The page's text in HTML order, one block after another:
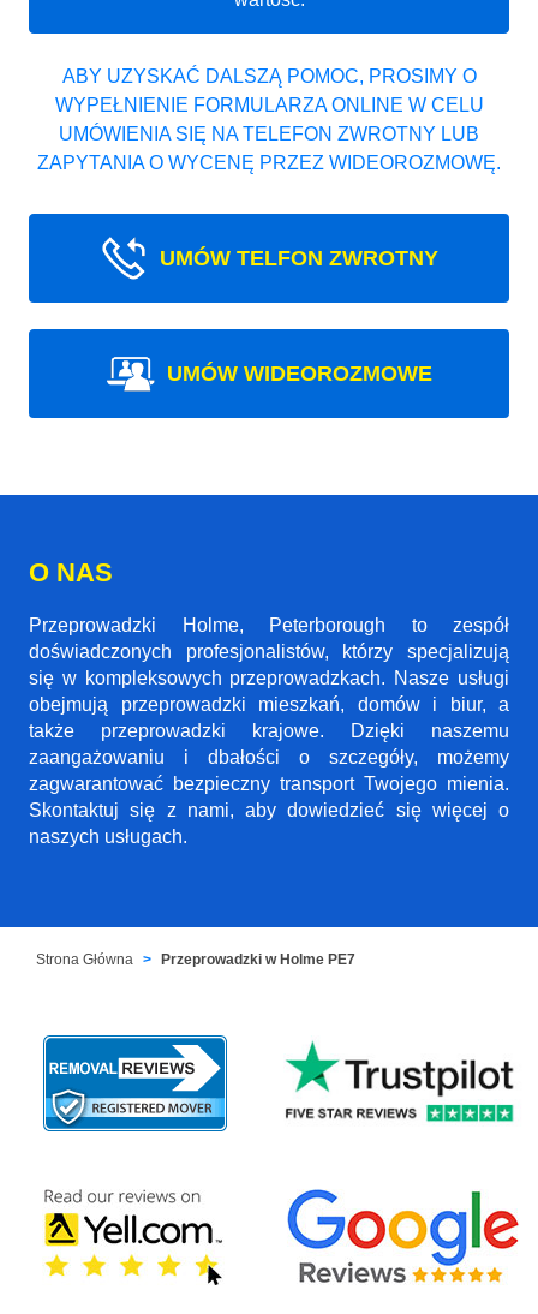
ABY UZYSKAĆ DALSZĄ POMOC, PROSIMY O
WYPEŁNIENIE FORMULARZA ONLINE W CELU
UMÓWIENIA SIĘ NA TELEFON ZWROTNY LUB
ZAPYTANIA O WYCENĘ PRZEZ WIDEOROZMOWĘ.
UMÓW TELFON ZWROTNY
UMÓW WIDEOROZMOWE
O NAS
Przeprowadzki Holme, Peterborough to zespół
doświadczonych profesjonalistów, którzy specjalizują
się w kompleksowych przeprowadzkach. Nasze usługi
obejmują przeprowadzki mieszkań, domów i biur, a
także przeprowadzki krajowe. Dzięki naszemu
zaangażowaniu i dbałości o szczegóły, możemy
zagwarantować bezpieczny transport Twojego mienia.
Skontaktuj się z nami, aby dowiedzieć się więcej o
naszych usługach.
Strona Główna Przeprowadzki w Holme PE7